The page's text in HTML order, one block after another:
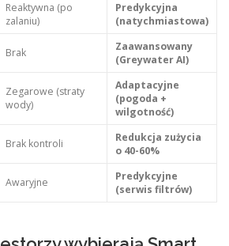
Reaktywna (po
zalaniu)
Predykcyjna
(natychmiastowa)
Brak
Zaawansowany
(Greywater AI)
Zegarowe (straty
wody)
Adaptacyjne
(pogoda +
wilgotność)
Brak kontroli
Redukcja zużycia
o 40-60%
Awaryjne
Predykcyjne
(serwis filtrów)